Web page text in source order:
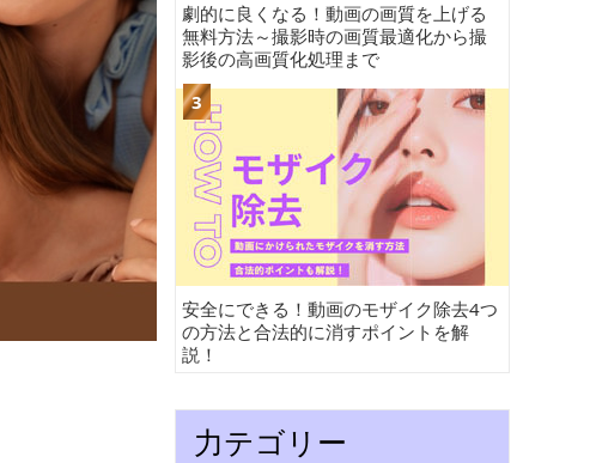
劇的に良くなる！動画の画質を上げる
無料方法～撮影時の画質最適化から撮
影後の高画質化処理まで
安全にできる！動画のモザイク除去4つ
の方法と合法的に消すポイントを解
説！
力テゴリー